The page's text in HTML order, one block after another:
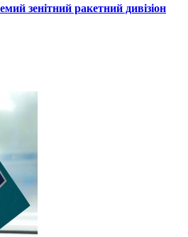
зенітний ракетний дивізіон